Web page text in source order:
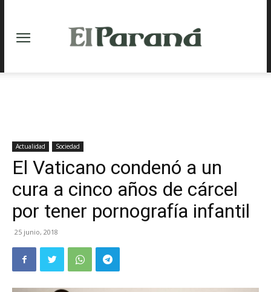
Actualidad Sociedad
El Vaticano condenó a un
cura a cinco años de cárcel
por tener pornografía infantil
25 junio, 2018